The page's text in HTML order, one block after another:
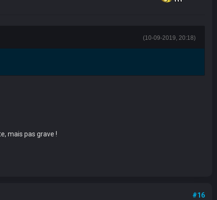
(10-09-2019, 20:18)
mais pas grave !
#16